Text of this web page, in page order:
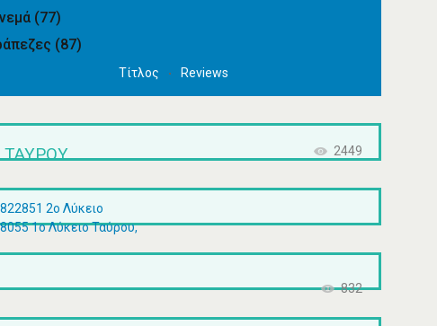
(77)
(87)
Τίτλος Reviews
2ο Λύκειο
1ο Λύκειο Ταύρου,
2449
832